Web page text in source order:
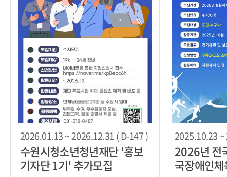
2026.01.13 ~ 2026.12.31 ( D-147 )
수원시청소년청년재단 '홍보
기자단 1기' 추가모집
2025.10.23 ~
2026년 전
국장애인